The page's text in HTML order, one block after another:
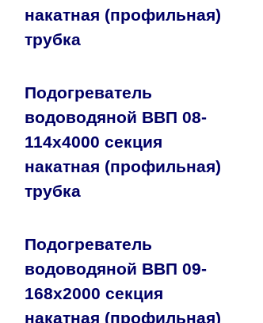
накатная (профильная)
трубка
Подогреватель
водоводяной ВВП 08-
114х4000 секция
накатная (профильная)
трубка
Подогреватель
водоводяной ВВП 09-
168х2000 секция
накатная (профильная)